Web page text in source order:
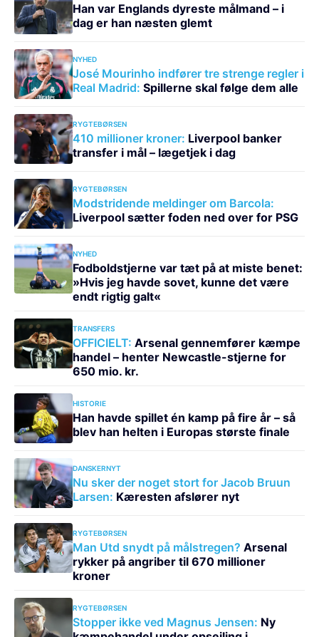
Han var Englands dyreste målmand – i
dag er han næsten glemt
NYHED
José Mourinho indfører tre strenge regler i
Real Madrid: Spillerne skal følge dem alle
RYGTEBØRSEN
410 millioner kroner: Liverpool banker
transfer i mål – lægetjek i dag
RYGTEBØRSEN
Modstridende meldinger om Barcola:
Liverpool sætter foden ned over for PSG
NYHED
Fodboldstjerne var tæt på at miste benet:
»Hvis jeg havde sovet, kunne det være
endt rigtig galt«
TRANSFERS
OFFICIELT: Arsenal gennemfører kæmpe
handel – henter Newcastle-stjerne for
650 mio. kr.
HISTORIE
Han havde spillet én kamp på fire år – så
blev han helten i Europas største finale
DANSKERNYT
Nu sker der noget stort for Jacob Bruun
Larsen: Kæresten afslører nyt
RYGTEBØRSEN
Man Utd snydt på målstregen? Arsenal
rykker på angriber til 670 millioner
kroner
RYGTEBØRSEN
Stopper ikke ved Magnus Jensen: Ny